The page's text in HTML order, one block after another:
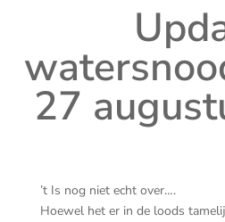
27
’t Is nog niet echt over….
Hoewel het er in de loods